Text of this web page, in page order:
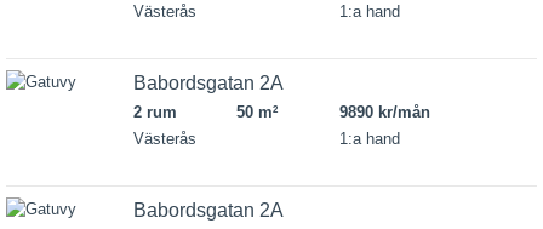
Västerås
1:a hand
Babordsgatan 2A
2 rum 50 m2
9890 kr/mån
Västerås
1:a hand
Babordsgatan 2A